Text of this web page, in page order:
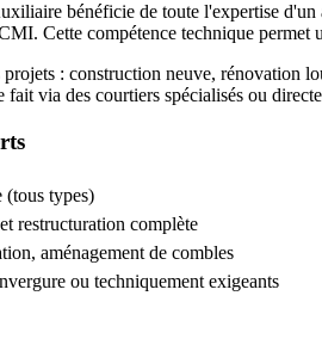
bénéficie de toute l'expertise
Cette compétence technique permet
: construction neuve, rénovation
via des courtiers spécialisés ou
(tous types)
restructuration complète
aménagement de combles
ou techniquement exigeants